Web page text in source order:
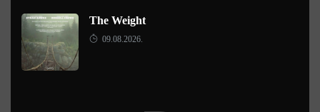
The Weight
09.08.2026.